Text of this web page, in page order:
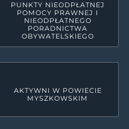
PUNKTY NIEODPŁATNEJ
POMOCY PRAWNEJ I
NIEODPŁATNEGO
PORADNICTWA
OBYWATELSKIEGO
AKTYWNI W POWIECIE
MYSZKOWSKIM